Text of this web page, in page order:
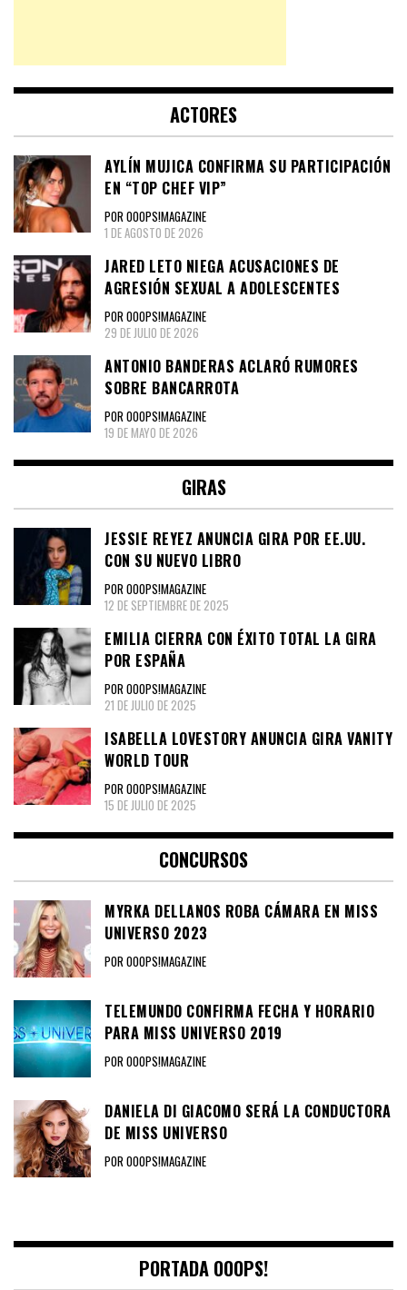
ACTORES
AYLÍN MUJICA CONFIRMA SU PARTICIPACIÓN
EN “TOP CHEF VIP”
POR OOOPS!MAGAZINE
1 DE AGOSTO DE 2026
JARED LETO NIEGA ACUSACIONES DE
AGRESIÓN SEXUAL A ADOLESCENTES
POR OOOPS!MAGAZINE
29 DE JULIO DE 2026
ANTONIO BANDERAS ACLARÓ RUMORES
SOBRE BANCARROTA
POR OOOPS!MAGAZINE
19 DE MAYO DE 2026
GIRAS
JESSIE REYEZ ANUNCIA GIRA POR EE.UU.
CON SU NUEVO LIBRO
POR OOOPS!MAGAZINE
12 DE SEPTIEMBRE DE 2025
EMILIA CIERRA CON ÉXITO TOTAL LA GIRA
POR ESPAÑA
POR OOOPS!MAGAZINE
21 DE JULIO DE 2025
ISABELLA LOVESTORY ANUNCIA GIRA VANITY
WORLD TOUR
POR OOOPS!MAGAZINE
15 DE JULIO DE 2025
CONCURSOS
MYRKA DELLANOS ROBA CÁMARA EN MISS
UNIVERSO 2023
POR OOOPS!MAGAZINE
TELEMUNDO CONFIRMA FECHA Y HORARIO
PARA MISS UNIVERSO 2019
POR OOOPS!MAGAZINE
DANIELA DI GIACOMO SERÁ LA CONDUCTORA
DE MISS UNIVERSO
POR OOOPS!MAGAZINE
PORTADA OOOPS!